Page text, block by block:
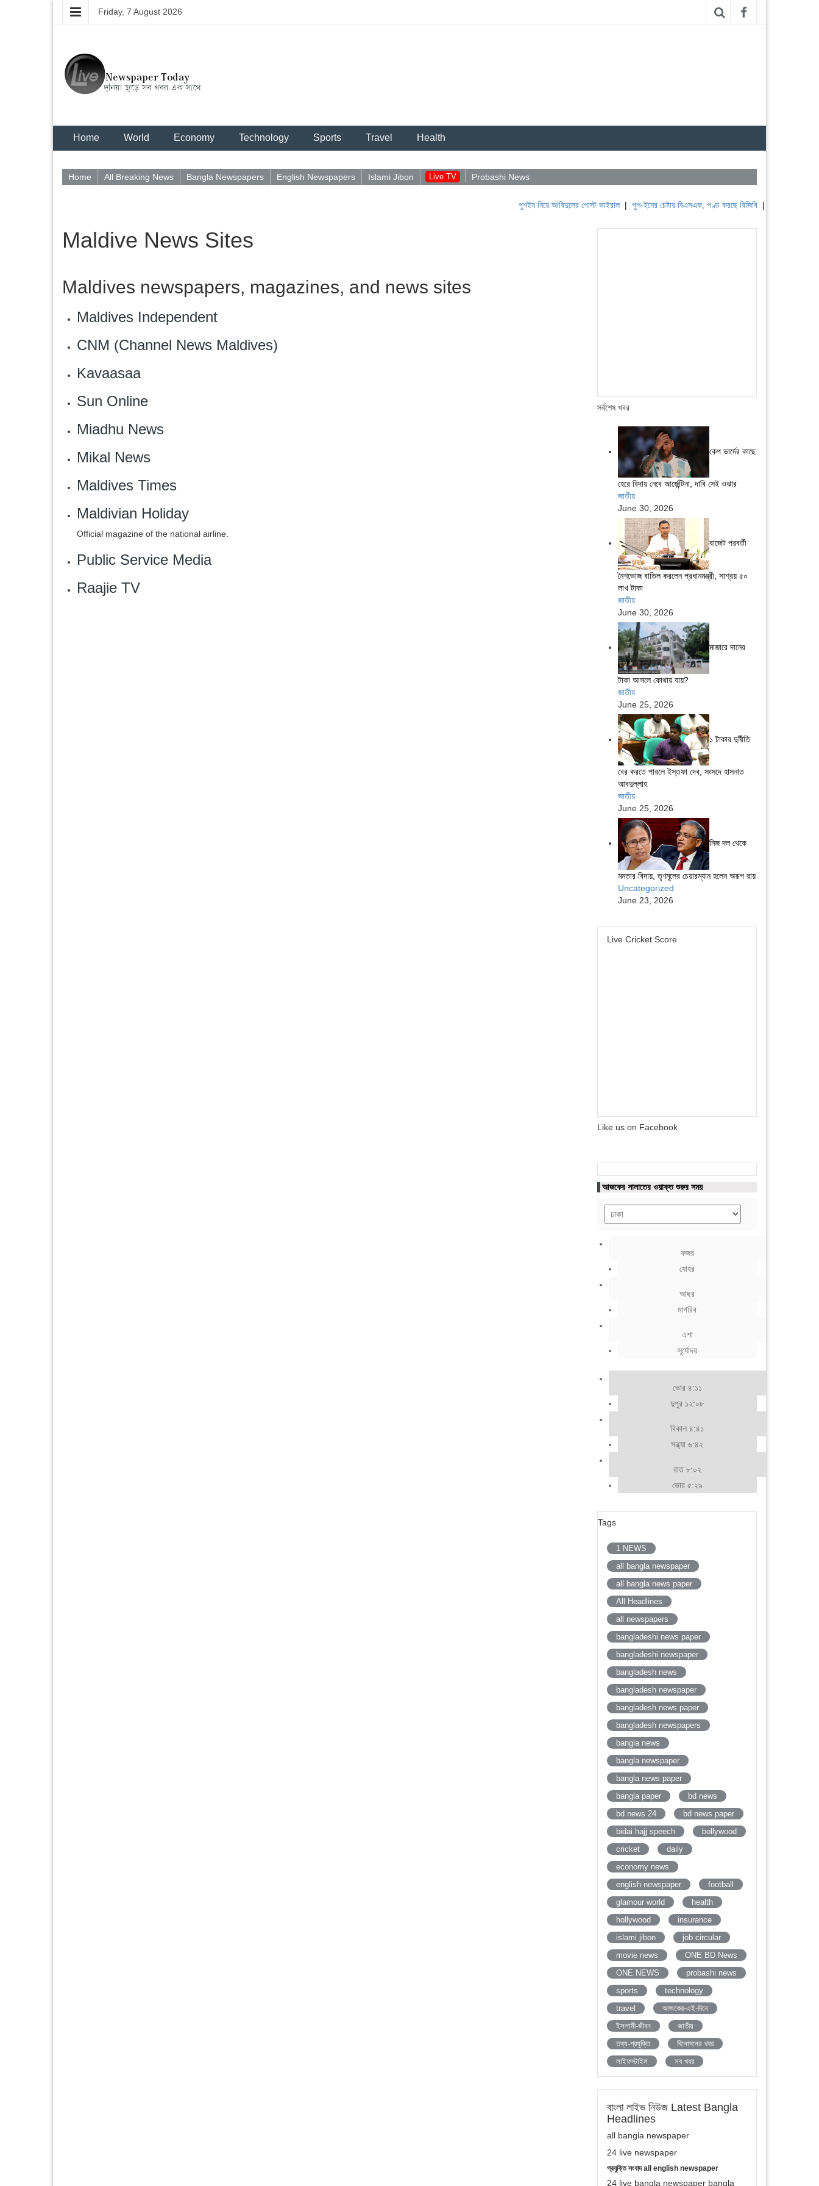
Friday, 7 August 2026
Home World Economy Technology Sports Travel Health
Home All Breaking News Bangla Newspapers English Newspapers Islami Jibon Live TV Probashi News
পুশইন নিয়ে আবিদুলের পোস্ট ভাইরাল|পুশ-ইনের চেষ্টায় বিএসএফ, পণ্ড করছে বিজিবি|লেবাননের ঐতিহাসিক
Maldive News Sites
Maldives newspapers, magazines, and news sites
Maldives Independent
CNM (Channel News Maldives)
Kavaasaa
Sun Online
Miadhu News
Mikal News
Maldives Times
Maldivian Holiday
Official magazine of the national airline.
Public Service Media
Raajie TV
সর্বশেষ খবর
কেপ ভার্দের কাছে
হেরে বিদায় নেবে আর্জেন্টিনা, দাবি সেই ওঝার
জাতীয়
June 30, 2026
বাজেট পরবর্তী
নৈশভোজ বাতিল করলেন প্রধানমন্ত্রী, সাশ্রয় ৫০
লাখ টাকা
জাতীয়
June 30, 2026
মাজারে দানের
টাকা আসলে কোথায় যায়?
জাতীয়
June 25, 2026
১ টাকার দুর্নীতি
বের করতে পারলে ইস্তফা দেব, সংসদে হাসনাত
আবদুল্লাহ
জাতীয়
June 25, 2026
নিজ দল থেকে
মমতার বিদায়, তৃণমূলের চেয়ারম্যান হলেন অরূপ রায়
Uncategorized
June 23, 2026
Live Cricket Score
Like us on Facebook
আজকের সালাতের ওয়াক্ত শুরুর সময়
ফজর
যোহর
আছর
মাগরিব
এশা
সূর্যোদয়
ভোর ৪:১১
দুপুর ১২:০৮
বিকাল ৪:৪১
সন্ধ্যা ৬:৪২
রাত ৮:০২
ভোর ৫:২৯
Tags
1 NEWS
all bangla newspaper
all bangla news paper
All Headlines
all newspapers
bangladeshi news paper
bangladeshi newspaper
bangladesh news
bangladesh newspaper
bangladesh news paper
bangladesh newspapers
bangla news
bangla newspaper
bangla news paper
bangla paper
bd news
bd news 24
bd news paper
bidai hajj speech
bollywood
cricket
daily
economy news
english newspaper
football
glamour world
health
hollywood
insurance
islami jibon
job circular
movie news
ONE BD News
ONE NEWS
probashi news
sports
technology
travel
আজকের-এই-দিনে
ইসলামী-জীবন
জাতীয়
তথ্য-প্রযুক্তি
বিনোদনের খবর
লাইফস্টাইল
সব খবর
বাংলা লাইভ নিউজ Latest Bangla
Headlines
all bangla newspaper
24 live newspaper
প্রযুক্তি সংবাদ all english newspaper
24 live bangla newspaper bangla